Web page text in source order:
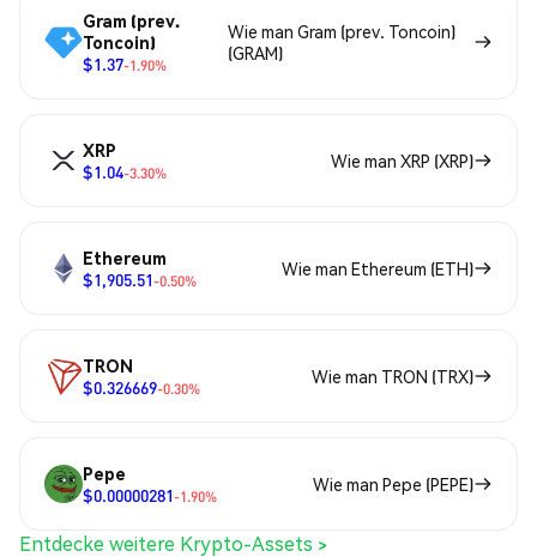
Gram (prev.
Toncoin)
$1.37-1.90%
Wie man Gram (prev. Toncoin)
(GRAM)
XRP
$1.04-3.30%
Wie man XRP (XRP)
Ethereum
$1,905.51-0.50%
Wie man Ethereum (ETH)
TRON
$0.326669-0.30%
Wie man TRON (TRX)
Pepe
$0.00000281-1.90%
Wie man Pepe (PEPE)
Entdecke weitere Krypto-Assets >